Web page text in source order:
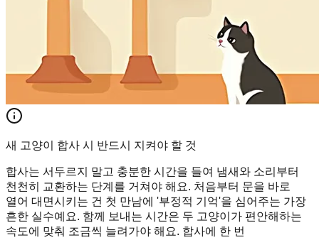
새 고양이 합사 시 반드시 지켜야 할 것
합사는 서두르지 말고 충분한 시간을 들여 냄새와 소리부터
천천히 교환하는 단계를 거쳐야 해요. 처음부터 문을 바로
열어 대면시키는 건 첫 만남에 '부정적 기억'을 심어주는 가장
흔한 실수예요. 함께 보내는 시간은 두 고양이가 편안해하는
속도에 맞춰 조금씩 늘려가야 해요. 합사에 한 번